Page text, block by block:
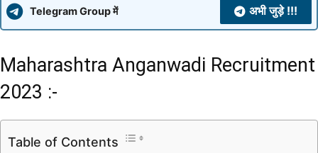
Telegram Group में अभी जुड़े !!!
Maharashtra Anganwadi Recruitment
2023 :-
Table of Contents